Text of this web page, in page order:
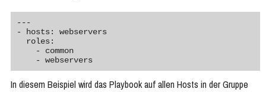
---
- hosts: webservers
In diesem Beispiel wird das Playbook auf allen Hosts in der Gruppe